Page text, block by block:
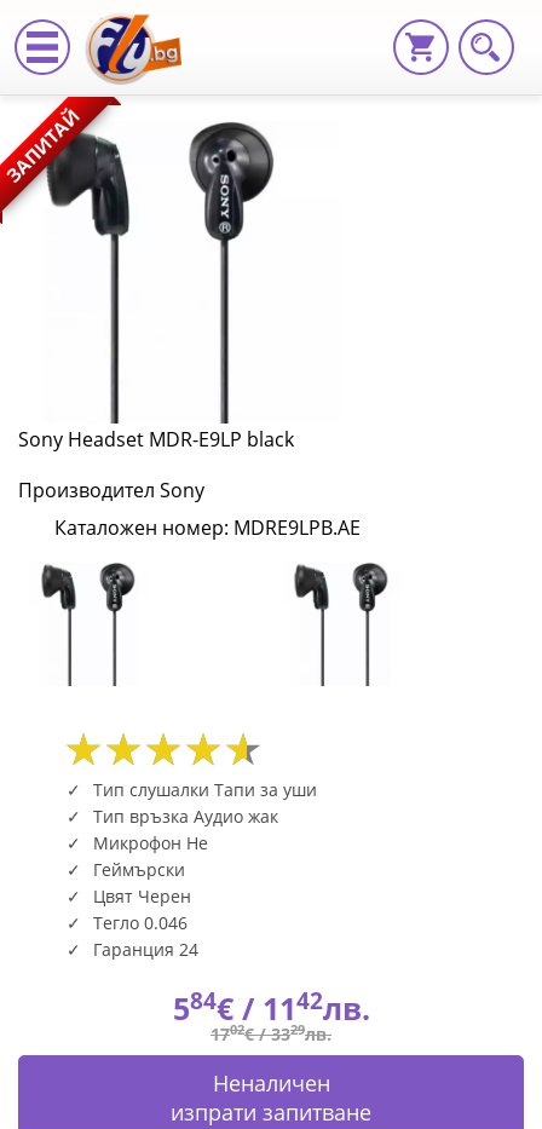
Sony
Headset
MDR-
E9LP
Fly.bg
ЗАПИТАЙ
Sony Headset MDR-E9LP black
Производител Sony
Каталожен номер: MDRE9LPB.AE
Тип слушалки Тапи за уши
Тип връзка Аудио жак
Микрофон Не
Геймърски
Цвят Черен
Тегло 0.046
Гаранция 24
584€ / 1142лв.
1702€ /3329лв.
Неналичен
изпрати запитване